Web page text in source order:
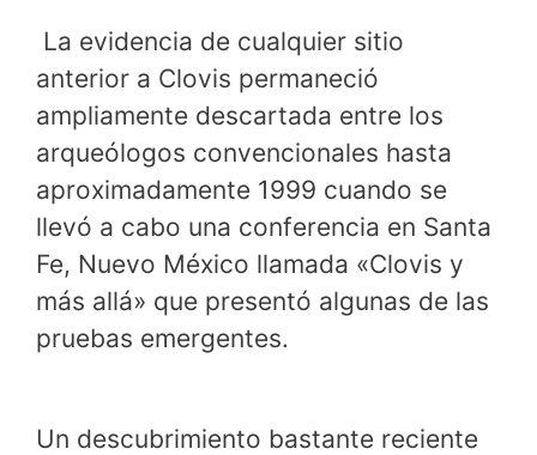
La evidencia de cualquier sitio
anterior a Clovis permaneció
ampliamente descartada entre los
arqueólogos convencionales hasta
aproximadamente 1999 cuando se
llevó a cabo una conferencia en Santa
Fe, Nuevo México llamada «Clovis y
más allá» que presentó algunas de las
pruebas emergentes.
Un descubrimiento bastante reciente